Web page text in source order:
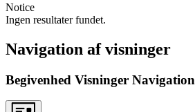
Notice
Ingen resultater fundet.
Navigation af visninger
Begivenhed Visninger Navigation